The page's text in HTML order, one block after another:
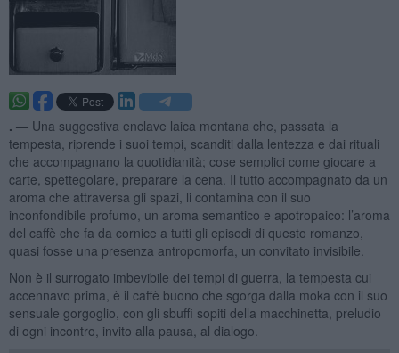
. — Una suggestiva enclave laica montana che, passata la
tempesta, riprende i suoi tempi, scanditi dalla lentezza e dai rituali
che accompagnano la quotidianità; cose semplici come giocare a
carte, spettegolare, preparare la cena. Il tutto accompagnato da un
aroma che attraversa gli spazi, li contamina con il suo
inconfondibile profumo, un aroma semantico e apotropaico: l’aroma
del caffè che fa da cornice a tutti gli episodi di questo romanzo,
quasi fosse una presenza antropomorfa, un convitato invisibile.
Non è il surrogato imbevibile dei tempi di guerra, la tempesta cui
accennavo prima, è il caffè buono che sgorga dalla moka con il suo
sensuale gorgoglio, con gli sbuffi sopiti della macchinetta, preludio
di ogni incontro, invito alla pausa, al dialogo.